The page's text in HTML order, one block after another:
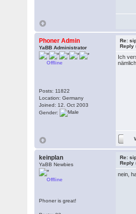
Phoner Admin
YaBB Administrator
Offline
Posts: 11822
Location: Germany
Joined: 12. Oct 2003
Gender:
Re:
Reply
Ich
keinplan
YaBB Newbies
Offline
Phoner is great!
Re:
Reply
nein,